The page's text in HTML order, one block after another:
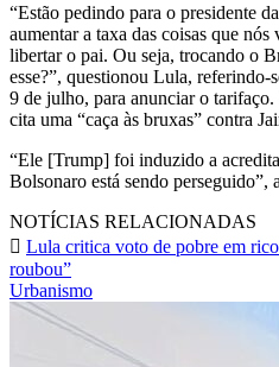
“Estão pedindo para o presidente
aumentar a taxa das coisas que
libertar o pai. Ou seja, trocando o
esse?”, questionou Lula, referindo-
9 de julho, para anunciar o
cita uma “caça às bruxas” contra
“Ele [Trump] foi induzido a
Bolsonaro está sendo perseguido”,
NOTÍCIAS RELACIONADAS
Lula critica voto de pobre em
roubou”
Urbanismo